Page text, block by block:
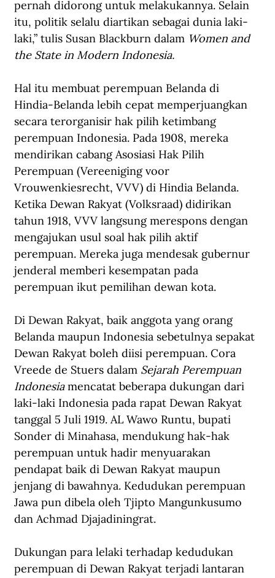
pernah didorong untuk melakukannya. Selain
itu, politik selalu diartikan sebagai dunia laki-
laki,” tulis Susan Blackburn dalam Women and
the State in Modern Indonesia.
Hal itu membuat perempuan Belanda di
Hindia-Belanda lebih cepat memperjuangkan
secara terorganisir hak pilih ketimbang
perempuan Indonesia. Pada 1908, mereka
mendirikan cabang Asosiasi Hak Pilih
Perempuan (Vereeniging voor
Vrouwenkiesrecht, VVV) di Hindia Belanda.
Ketika Dewan Rakyat (Volksraad) didirikan
tahun 1918, VVV langsung merespons dengan
mengajukan usul soal hak pilih aktif
perempuan. Mereka juga mendesak gubernur
jenderal memberi kesempatan pada
perempuan ikut pemilihan dewan kota.
Di Dewan Rakyat, baik anggota yang orang
Belanda maupun Indonesia sebetulnya sepakat
Dewan Rakyat boleh diisi perempuan. Cora
Vreede de Stuers dalam Sejarah Perempuan
Indonesia mencatat beberapa dukungan dari
laki-laki Indonesia pada rapat Dewan Rakyat
tanggal 5 Juli 1919. AL Wawo Runtu, bupati
Sonder di Minahasa, mendukung hak-hak
perempuan untuk hadir menyuarakan
pendapat baik di Dewan Rakyat maupun
jenjang di bawahnya. Kedudukan perempuan
Jawa pun dibela oleh Tjipto Mangunkusumo
dan Achmad Djajadiningrat.
Dukungan para lelaki terhadap kedudukan
perempuan di Dewan Rakyat terjadi lantaran